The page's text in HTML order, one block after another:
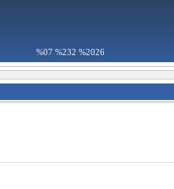
%07 %232 %2026